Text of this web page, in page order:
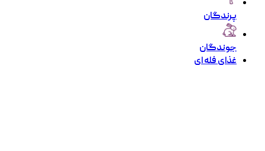
پرندگان
جوندگان
غذای فله ای